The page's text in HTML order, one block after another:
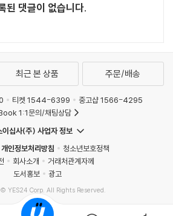
된 댓글이 없습니다.
최근 본 상품 주문/배송
티켓 1544-6399
중고샵 1566-4295
1:1문의/채팅상담
이십사(주) 사업자 정보
개인정보처리방침
청소년보호정책
회사소개
거래처관계자께
도서홍보
광고
YES24 Corp. All Rights Reserved.